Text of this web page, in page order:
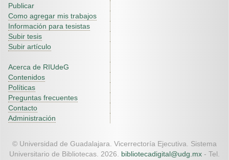
Publicar
Como agregar mis trabajos
Información para tesistas
Subir tesis
Subir artículo
Acerca de RIUdeG
Contenidos
Políticas
Preguntas frecuentes
Contacto
Administración
© Universidad de Guadalajara. Vicerrectoría Ejecutiva. Sistema
Universitario de Bibliotecas. 2026. bibliotecadigital@udg.mx - Tel.